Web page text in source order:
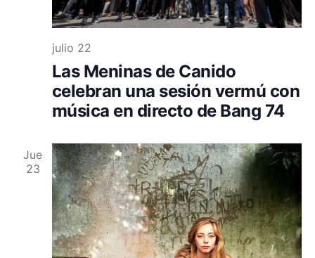
Las Meninas de Canido
celebran una sesión vermú con
música en directo de Bang 74
julio 22
Jue
23